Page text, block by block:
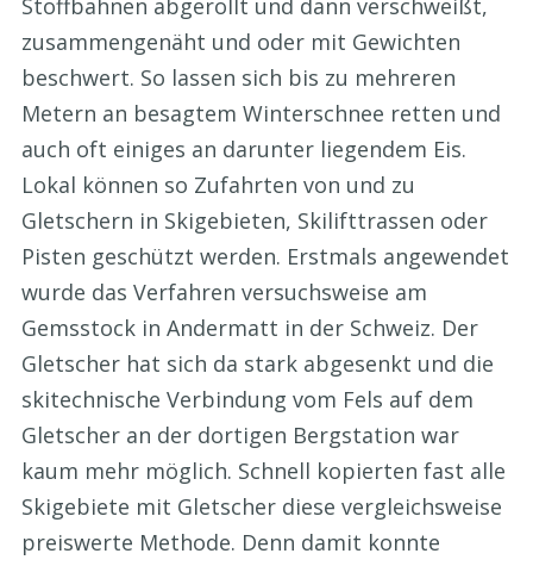
zusammengenäht und oder mit Gewichten
beschwert. So lassen sich bis zu mehreren
Metern an besagtem Winterschnee retten und
auch oft einiges an darunter liegendem Eis.
Lokal können so Zufahrten von und zu
Gletschern in Skigebieten, Skilifttrassen oder
Pisten geschützt werden. Erstmals angewendet
wurde das Verfahren versuchsweise am
Gemsstock in Andermatt in der Schweiz. Der
Gletscher hat sich da stark abgesenkt und die
skitechnische Verbindung vom Fels auf dem
Gletscher an der dortigen Bergstation war
kaum mehr möglich. Schnell kopierten fast alle
Skigebiete mit Gletscher diese vergleichsweise
preiswerte Methode. Denn damit konnte